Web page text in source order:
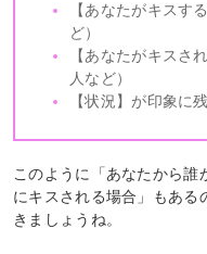
【あなたがキスす
ど）
【あなたがキスさ
人など）
【状況】が印象に
このように「あなたから誰
にキスされる場合」もある
きましょうね。